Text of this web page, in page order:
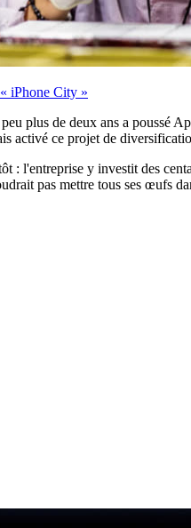
iPhone City »
plus de deux ans a poussé
activé ce projet de
: l'entreprise y investit des
pas mettre tous ses œufs